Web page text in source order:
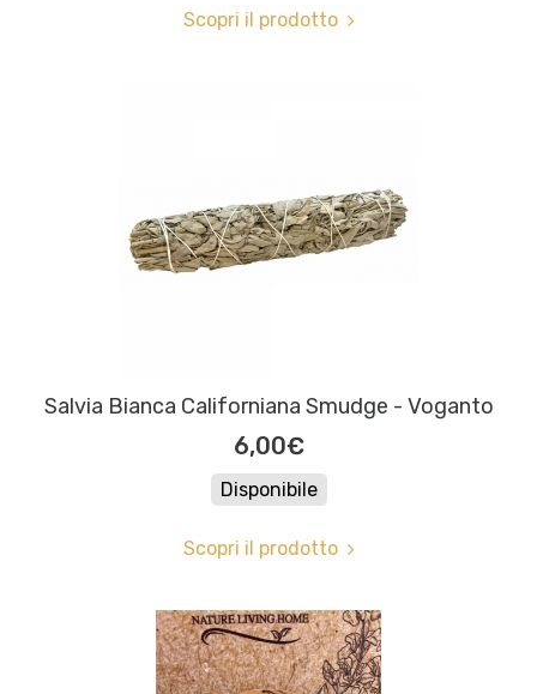
Scopri il prodotto
Salvia Bianca Californiana Smudge - Voganto
6,00€
Disponibile
Scopri il prodotto